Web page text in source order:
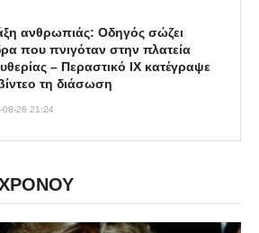
ανθρωπιάς: Οδηγός σώζει
που πνιγόταν στην πλατεία
– Περαστικό ΙΧ κατέγραψε
τη διάσωση
08-26 21:24